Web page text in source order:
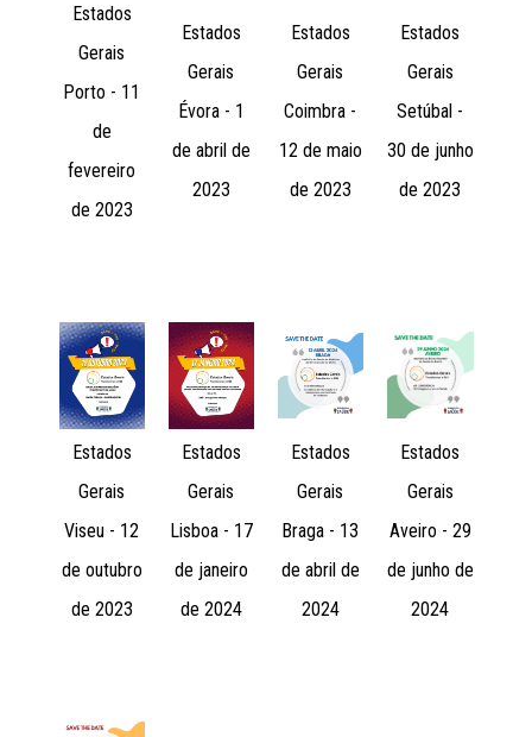
Estados
Gerais
Porto - 11
de
fevereiro
de 2023
Estados
Gerais
Évora - 1
de abril de
2023
Estados
Gerais
Coimbra -
12 de maio
de 2023
Estados
Gerais
Setúbal -
30 de junho
de 2023
Estados
Gerais
Viseu - 12
de outubro
de 2023
Estados
Gerais
Lisboa - 17
de janeiro
de 2024
Estados
Gerais
Braga - 13
de abril de
2024
Estados
Gerais
Aveiro - 29
de junho de
2024